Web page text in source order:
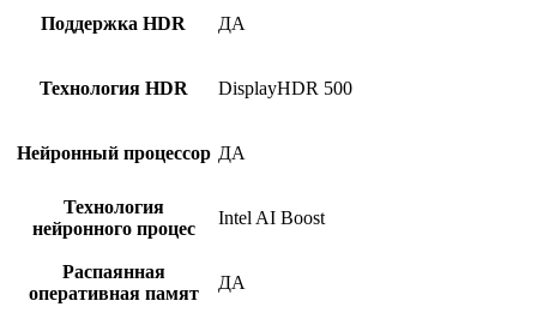
Поддержка HDR ДА
Технология HDR DisplayHDR 500
Нейронный процессор ДА
Технология
нейронного процес
Intel AI Boost
Распаянная
оперативная памят
ДА